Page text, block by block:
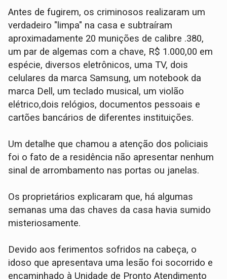
​Antes de fugirem, os criminosos realizaram um
verdadeiro "limpa" na casa e subtraíram
aproximadamente 20 munições de calibre .380,
um par de algemas com a chave, ​R$ 1.000,00 em
espécie, ​diversos eletrônicos, uma TV, dois
celulares da marca Samsung, um notebook da
marca Dell, um teclado musical, um violão
elétrico,​dois relógios, documentos pessoais e
cartões bancários de diferentes instituições.
​Um detalhe que chamou a atenção dos policiais
foi o fato de a residência não apresentar nenhum
sinal de arrombamento nas portas ou janelas.
Os proprietários explicaram que, há algumas
semanas uma das chaves da casa havia sumido
misteriosamente.
​Devido aos ferimentos sofridos na cabeça, o
idoso que apresentava uma lesão foi socorrido e
encaminhado à Unidade de Pronto Atendimento